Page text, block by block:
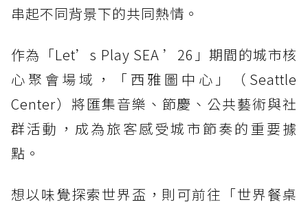
串起不同背景下的共同熱情。
作為「Let’s Play SEA ’26」期間的城市核
心聚會場域，「西雅圖中心」（Seattle
Center）將匯集音樂、節慶、公共藝術與社
群活動，成為旅客感受城市節奏的重要據
點。
想以味覺探索世界盃，則可前往「世界餐桌